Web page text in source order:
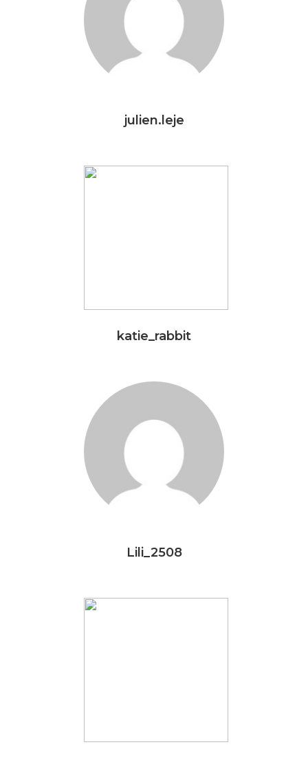
julien.leje
katie_rabbit
Lili_2508